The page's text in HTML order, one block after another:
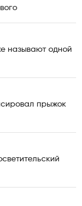
называют одной
прыжок